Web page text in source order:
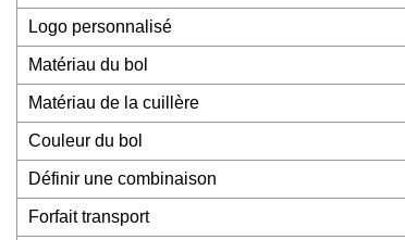
Logo personnalisé
Matériau du bol
Matériau de la cuillère
Couleur du bol
Définir une combinaison
Forfait transport